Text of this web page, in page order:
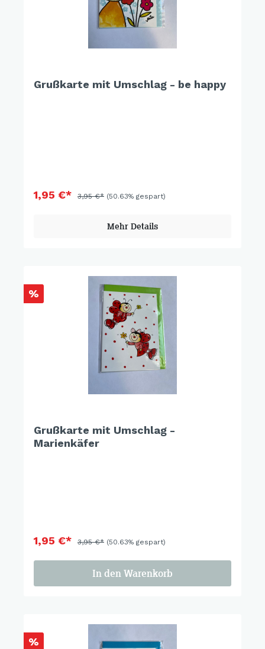
Grußkarte mit Umschlag - be happy
1,95 €* 3,95 €* (50.63% gespart)
Mehr Details
%
Grußkarte mit Umschlag -
Marienkäfer
1,95 €* 3,95 €* (50.63% gespart)
In den Warenkorb
%